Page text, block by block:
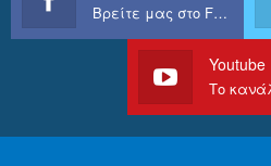
Βρείτε μας στο Facebook
Youtube